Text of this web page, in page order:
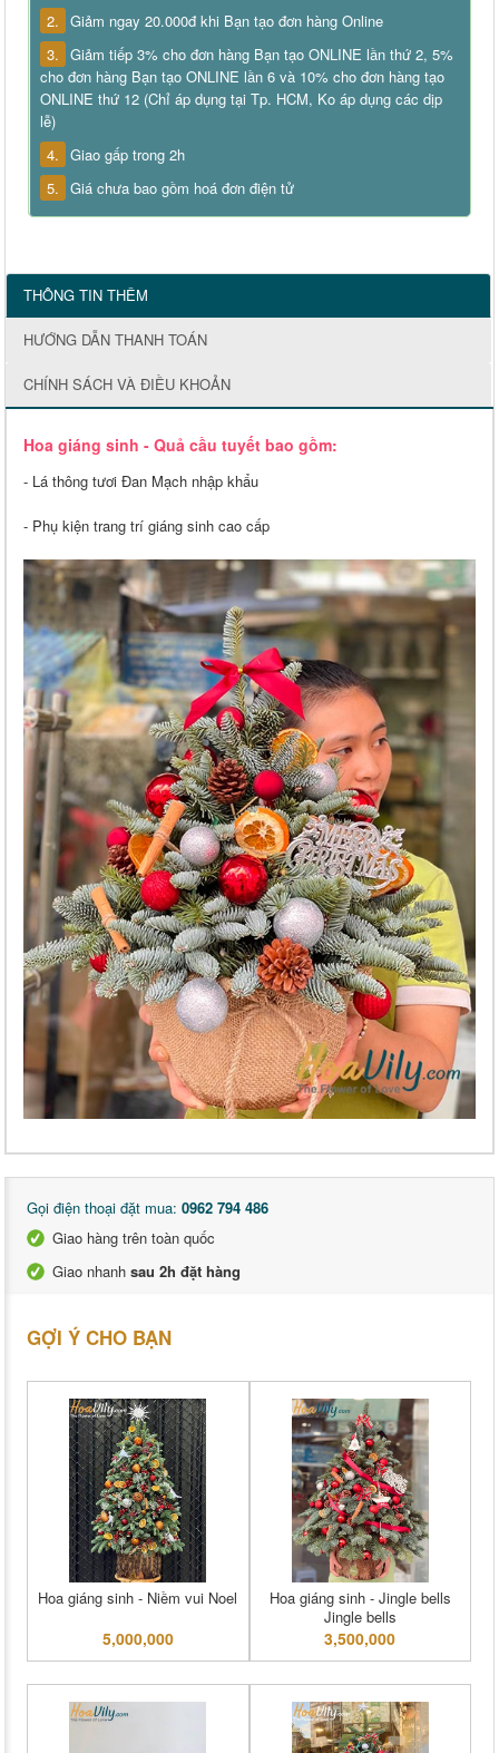
2. Giảm ngay 20.000đ khi Bạn tạo đơn hàng Online
3. Giảm tiếp 3% cho đơn hàng Bạn tạo ONLINE lần thứ 2, 5%
cho đơn hàng Bạn tạo ONLINE lần 6 và 10% cho đơn hàng tạo
ONLINE thứ 12 (Chỉ áp dụng tại Tp. HCM, Ko áp dụng các dịp
lễ)
4. Giao gấp trong 2h
5. Giá chưa bao gồm hoá đơn điện tử
THÔNG TIN THÊM
HƯỚNG DẪN THANH TOÁN
CHÍNH SÁCH VÀ ĐIỀU KHOẢN
Hoa giáng sinh - Quả cầu tuyết bao gồm:
- Lá thông tươi Đan Mạch nhập khẩu
- Phụ kiện trang trí giáng sinh cao cấp
Gọi điện thoại đặt mua: 0962 794 486
Giao hàng trên toàn quốc
Giao nhanh sau 2h đặt hàng
GỢI Ý CHO BẠN
Hoa giáng sinh - Niềm vui Noel
5,000,000
Hoa giáng sinh - Jingle bells
Jingle bells
3,500,000